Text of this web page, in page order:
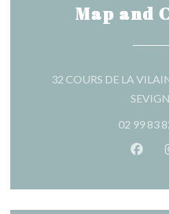
Map and
32 COURS DE LA
02 99 83